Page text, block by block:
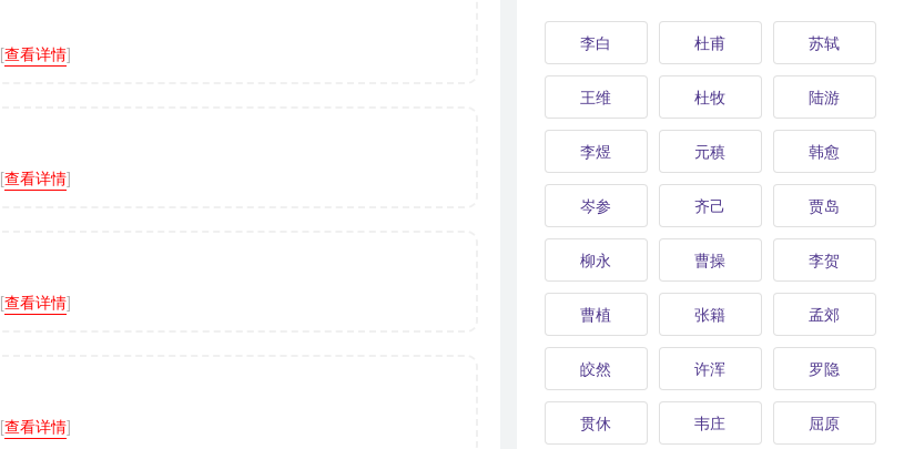
李白 杜甫 苏轼
王维 杜牧 陆游
李煜 元稹 韩愈
岑参 齐己 贾岛
柳永 曹操 李贺
曹植 张籍 孟郊
皎然 许浑 罗隐
贯休 韦庄 屈原
[查看详情]
[查看详情]
[查看详情]
[查看详情]